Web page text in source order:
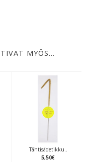
MYÖS…
Tähtisädetikku..
5,50€